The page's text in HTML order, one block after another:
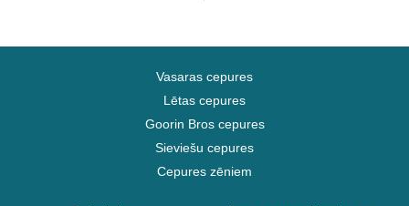
Vasaras cepures
Lētas cepures
Goorin Bros cepures
Sieviešu cepures
Cepures zēniem